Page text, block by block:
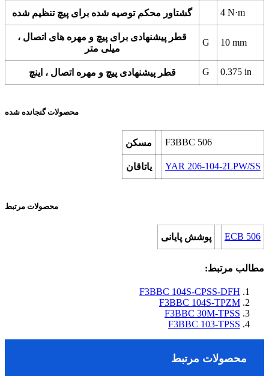
گشتاور محکم توصیه شده برای پیچ تنظیم شده 4 N·m
قطر پیشنهادی برای پیچ و مهره های اتصال ،
میلی متر
G 10 mm
قطر پیشنهادی پیچ و مهره اتصال ، اینچ G 0.375 in
محصولات گنجانده شده
مسکن F3BBC 506
یاتاقان YAR 206-104-2LPW/SS
محصولات مرتبط
پوشش پایانی ECB 506
مطالب مرتبط:
F3BBC 104S-CPSS-DFH
F3BBC 104S-TPZM
F3BBC 30M-TPSS
F3BBC 103-TPSS
محصولات مرتبط